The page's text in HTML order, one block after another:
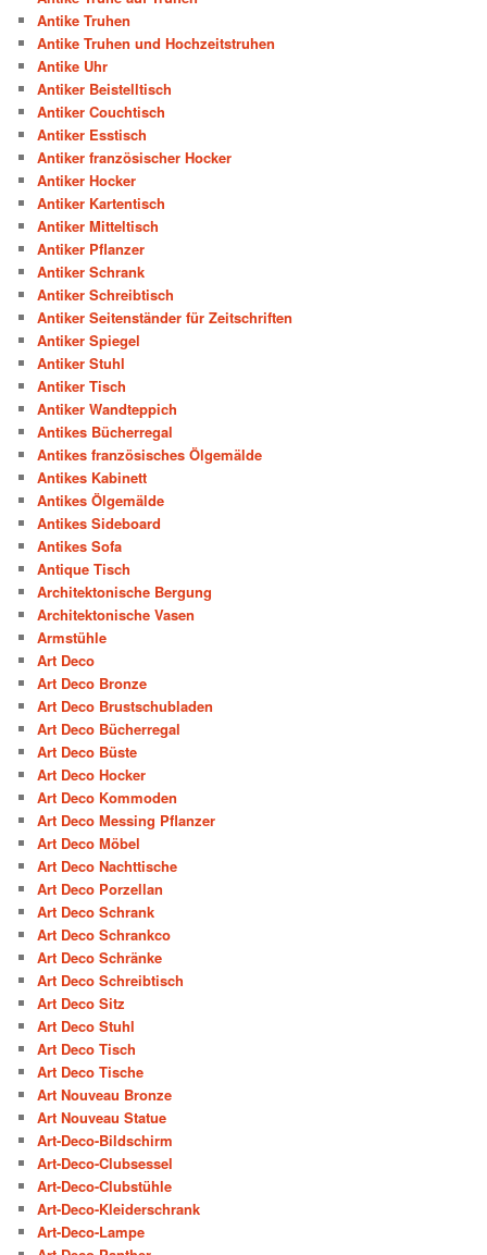
Antike Truhen
Antike Truhen und Hochzeitstruhen
Antike Uhr
Antiker Beistelltisch
Antiker Couchtisch
Antiker Esstisch
Antiker französischer Hocker
Antiker Hocker
Antiker Kartentisch
Antiker Mitteltisch
Antiker Pflanzer
Antiker Schrank
Antiker Schreibtisch
Antiker Seitenständer für Zeitschriften
Antiker Spiegel
Antiker Stuhl
Antiker Tisch
Antiker Wandteppich
Antikes Bücherregal
Antikes französisches Ölgemälde
Antikes Kabinett
Antikes Ölgemälde
Antikes Sideboard
Antikes Sofa
Antique Tisch
Architektonische Bergung
Architektonische Vasen
Armstühle
Art Deco
Art Deco Bronze
Art Deco Brustschubladen
Art Deco Bücherregal
Art Deco Büste
Art Deco Hocker
Art Deco Kommoden
Art Deco Messing Pflanzer
Art Deco Möbel
Art Deco Nachttische
Art Deco Porzellan
Art Deco Schrank
Art Deco Schrankco
Art Deco Schränke
Art Deco Schreibtisch
Art Deco Sitz
Art Deco Stuhl
Art Deco Tisch
Art Deco Tische
Art Nouveau Bronze
Art Nouveau Statue
Art-Deco-Bildschirm
Art-Deco-Clubsessel
Art-Deco-Clubstühle
Art-Deco-Kleiderschrank
Art-Deco-Lampe